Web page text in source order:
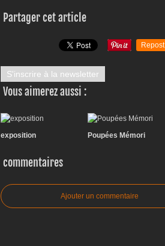
Partager cet article
Repost
S'inscrire à la newsletter
Vous aimerez aussi :
exposition Poupées Mémori
commentaires
Ajouter un commentaire